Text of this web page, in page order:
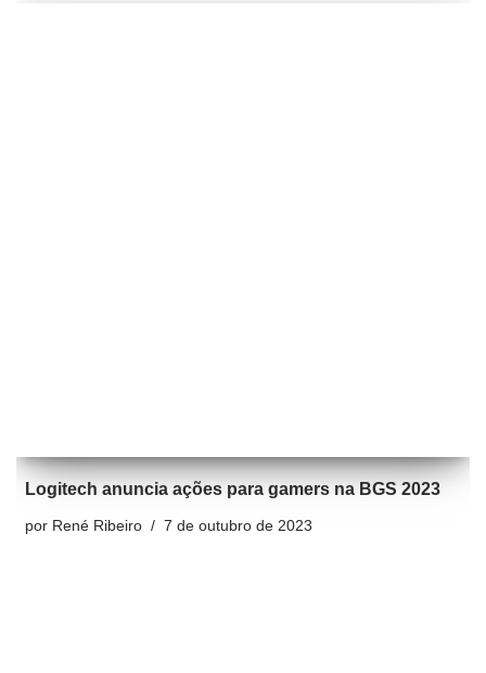
Logitech anuncia ações para gamers na BGS 2023
por René Ribeiro 7 de outubro de 2023